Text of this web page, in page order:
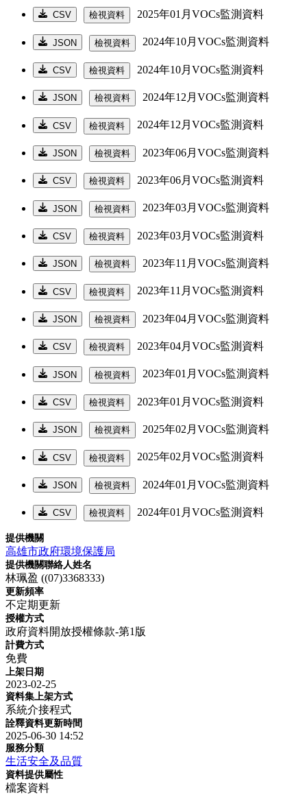
CSV 檢視資料 2025年01月VOCs監測資料
JSON 檢視資料 2024年10月VOCs監測資料
CSV 檢視資料 2024年10月VOCs監測資料
JSON 檢視資料 2024年12月VOCs監測資料
CSV 檢視資料 2024年12月VOCs監測資料
JSON 檢視資料 2023年06月VOCs監測資料
CSV 檢視資料 2023年06月VOCs監測資料
JSON 檢視資料 2023年03月VOCs監測資料
CSV 檢視資料 2023年03月VOCs監測資料
JSON 檢視資料 2023年11月VOCs監測資料
CSV 檢視資料 2023年11月VOCs監測資料
JSON 檢視資料 2023年04月VOCs監測資料
CSV 檢視資料 2023年04月VOCs監測資料
JSON 檢視資料 2023年01月VOCs監測資料
CSV 檢視資料 2023年01月VOCs監測資料
JSON 檢視資料 2025年02月VOCs監測資料
CSV 檢視資料 2025年02月VOCs監測資料
JSON 檢視資料 2024年01月VOCs監測資料
CSV 檢視資料 2024年01月VOCs監測資料
提供機關
高雄市政府環境保護局
提供機關聯絡人姓名
林珮盈 ((07)3368333)
更新頻率
不定期更新
授權方式
政府資料開放授權條款-第1版
計費方式
免費
上架日期
2023-02-25
資料集上架方式
系統介接程式
詮釋資料更新時間
2025-06-30 14:52
服務分類
生活安全及品質
資料提供屬性
檔案資料